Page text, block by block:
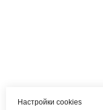
Настройки cookies